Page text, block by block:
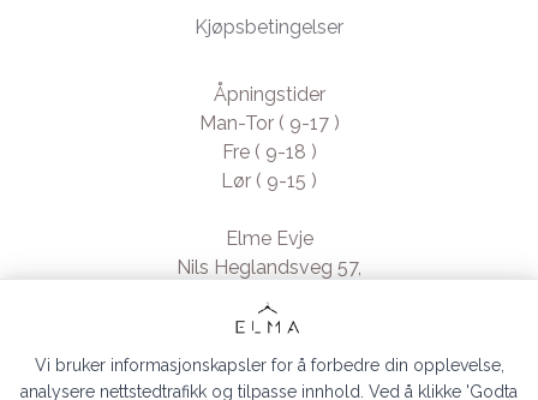
Kjøpsbetingelser
Åpningstider
Man-Tor ( 9-17 )
Fre ( 9-18 )
Lør ( 9-15 )
Elme Evje
Nils Heglandsveg 57,
4735 Evje, Norway
- Org. nr. 923370994
Vi bruker informasjonskapsler for å forbedre din opplevelse,
analysere nettstedtrafikk og tilpasse innhold. Ved å klikke 'Godta